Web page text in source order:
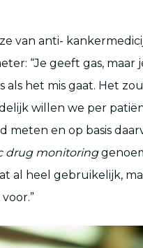
van anti-
“Je geeft gas, maar
het mis gaat. Het
willen we per
meten en op basis
drug monitoring
al heel gebruikelijk,